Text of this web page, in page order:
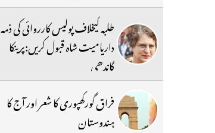
طلبہ کیخلاف پولیس کارروائی کی ذمہ
داریامیت شاہ قبول کریں:پرینکا
گاندھی
فراق گورکھپوری کا شعر اور آج کا
ہندوستان